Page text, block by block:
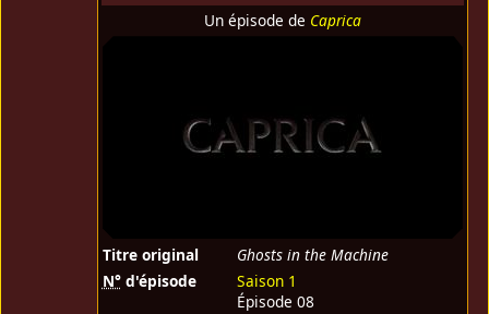
Un épisode de Caprica
Titre original
Ghosts in the Machine
N°d'épisode
Saison 1
Épisode 08